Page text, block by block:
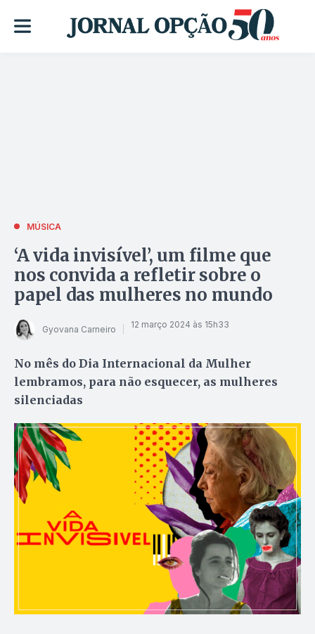
MÚSICA
‘A vida invisível’, um filme que
nos convida a refletir sobre o
papel das mulheres no mundo
Gyovana Carneiro 12 março 2024 às 15h33
No mês do Dia Internacional da Mulher
lembramos, para não esquecer, as mulheres
silenciadas